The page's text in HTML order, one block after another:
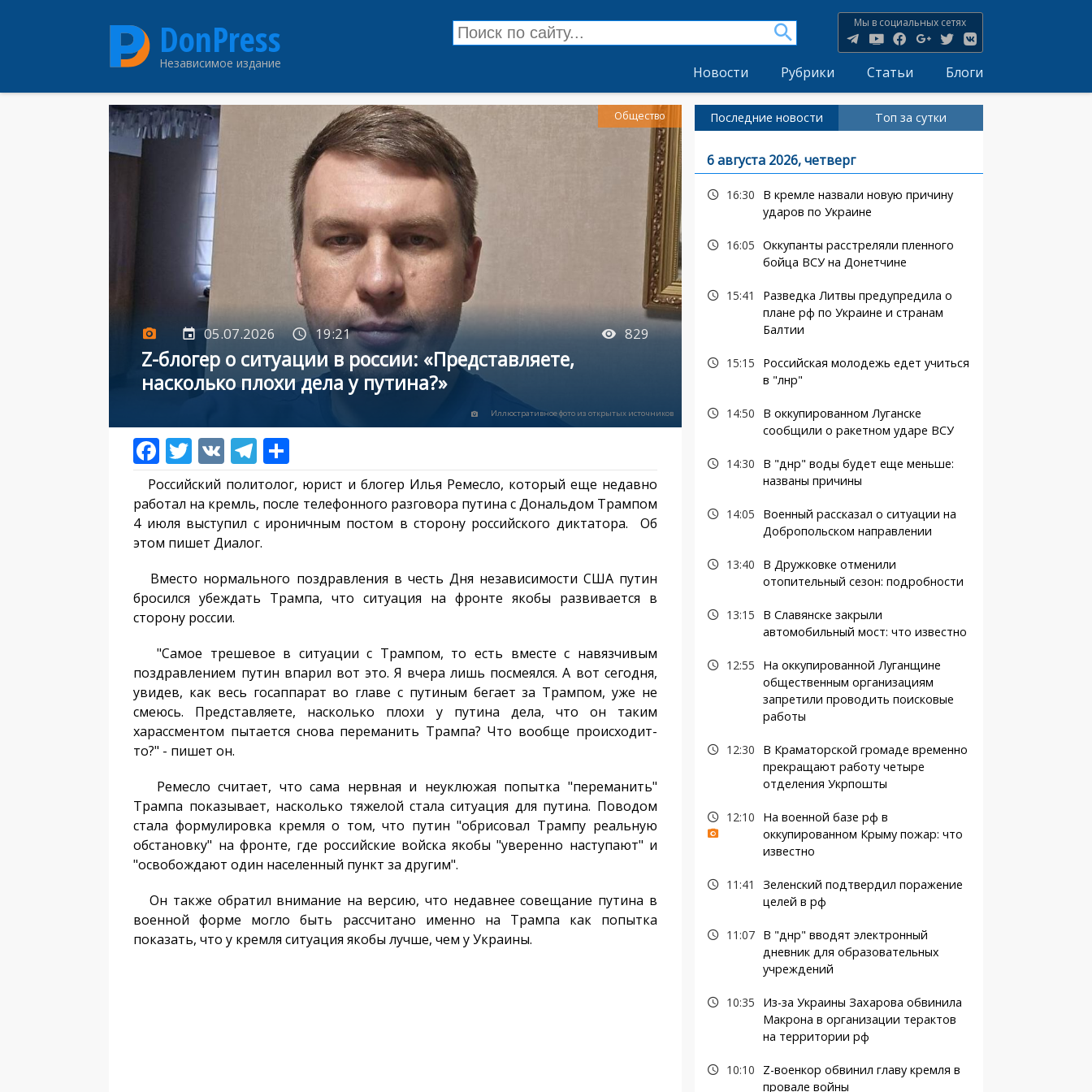
DonPress
Независимое издание
Мы в социальных сетях
Новости Рубрики Статьи Блоги
05.07.2026 19:21 829
Z-блогер о ситуации в россии: «Представляете,
насколько плохи дела у путина?»
Иллюстративное фото из открытых источников
Общество
Российский политолог, юрист и блогер Илья Ремесло, который еще недавно
работал на кремль, после телефонного разговора путина с Дональдом Трампом
4 июля выступил с ироничным постом в сторону российского диктатора. Об
этом пишет Диалог.
Вместо нормального поздравления в честь Дня независимости США путин
бросился убеждать Трампа, что ситуация на фронте якобы развивается в
сторону россии.
"Самое трешевое в ситуации с Трампом, то есть вместе с навязчивым
поздравлением путин впарил вот это. Я вчера лишь посмеялся. А вот сегодня,
увидев, как весь госаппарат во главе с путиным бегает за Трампом, уже не
смеюсь. Представляете, насколько плохи у путина дела, что он таким
харассментом пытается снова переманить Трампа? Что вообще происходит-
то?" - пишет он.
Ремесло считает, что сама нервная и неуклюжая попытка "переманить"
Трампа показывает, насколько тяжелой стала ситуация для путина. Поводом
стала формулировка кремля о том, что путин "обрисовал Трампу реальную
обстановку" на фронте, где российские войска якобы "уверенно наступают" и
"освобождают один населенный пункт за другим".
Он также обратил внимание на версию, что недавнее совещание путина в
военной форме могло быть рассчитано именно на Трампа как попытка
показать, что у кремля ситуация якобы лучше, чем у Украины.
Последние новости Топ за сутки
6 августа 2026, четверг
16:30
В кремле назвали новую причину
ударов по Украине
16:05 Оккупанты расстреляли пленного
бойца ВСУ на Донетчине
15:41
Разведка Литвы предупредила о
плане рф по Украине и странам
Балтии
15:15
Российская молодежь едет учиться
в "лнр"
14:50
В оккупированном Луганске
сообщили о ракетном ударе ВСУ
14:30
В "днр" воды будет еще меньше:
названы причины
14:05
Военный рассказал о ситуации на
Добропольском направлении
13:40
В Дружковке отменили
отопительный сезон: подробности
13:15
В Славянске закрыли
автомобильный мост: что известно
12:55
На оккупированной Луганщине
общественным организациям
запретили проводить поисковые
работы
12:30
В Краматорской громаде временно
прекращают работу четыре
отделения Укрпошты
12:10
На военной базе рф в
оккупированном Крыму пожар: что
известно
11:41
Зеленский подтвердил поражение
целей в рф
11:07
В "днр" вводят электронный
дневник для образовательных
учреждений
10:35
Из-за Украины Захарова обвинила
Макрона в организации терактов
на территории рф
10:10
Z-военкор обвинил главу кремля в
провале войны